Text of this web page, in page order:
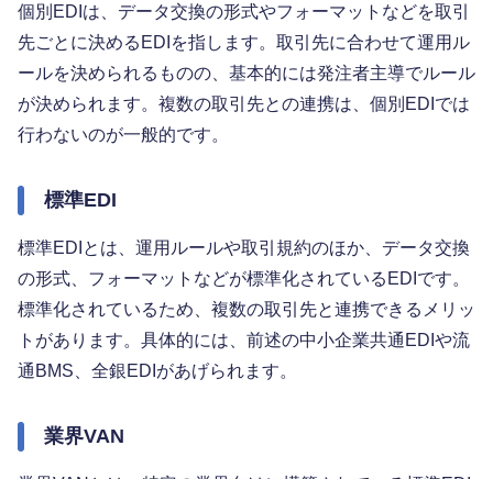
個別EDIは、データ交換の形式やフォーマットなどを取引
先ごとに決めるEDIを指します。取引先に合わせて運用ル
ールを決められるものの、基本的には発注者主導でルール
が決められます。複数の取引先との連携は、個別EDIでは
行わないのが一般的です。
標準EDI
標準EDIとは、運用ルールや取引規約のほか、データ交換
の形式、フォーマットなどが標準化されているEDIです。
標準化されているため、複数の取引先と連携できるメリッ
トがあります。具体的には、前述の中小企業共通EDIや流
通BMS、全銀EDIがあげられます。
業界VAN